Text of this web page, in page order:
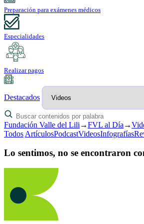
Preparación para exámenes médicos
Especialidades
Realizar pagos
Destacados
Fundación Valle del Lili →FVL al Día →
Todos ArtículosPodcastVideosInfografías
Lo sentimos, no se encontraron